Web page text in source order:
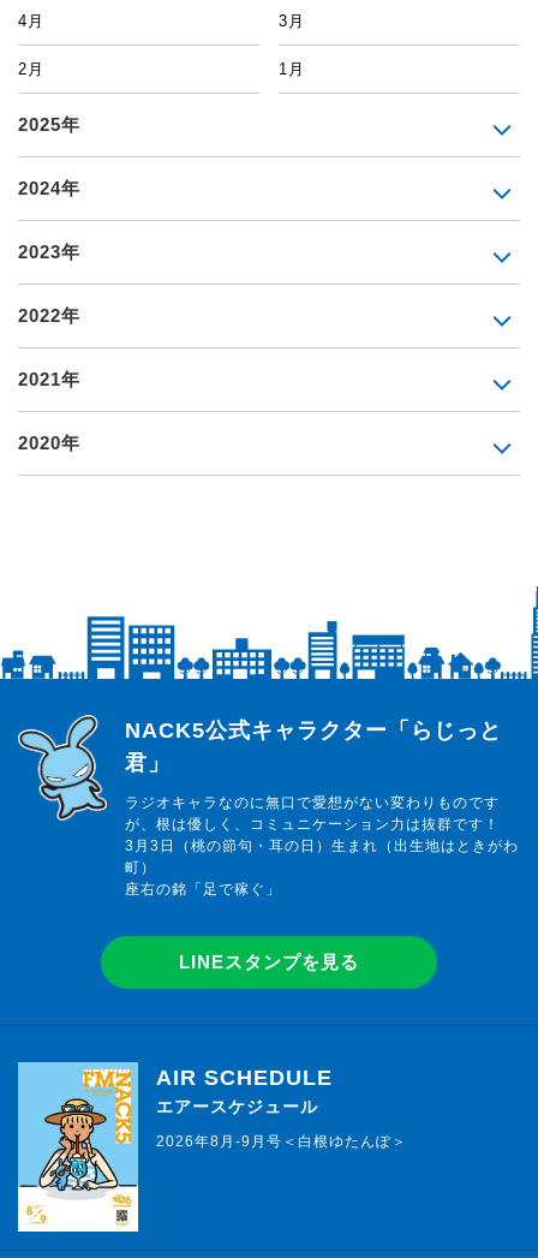
4月 3月
2月 1月
2025年
2024年
2023年
2022年
2021年
2020年
らじっと君
NACK5公式キャラクター「らじっと
君」
ラジオキャラなのに無口で愛想がない変わりものです
が、根は優しく、コミュニケーション力は抜群です！
3月3日（桃の節句・耳の日）生まれ（出生地はときがわ
町）
座右の銘「足で稼ぐ」
LINEスタンプを見る
AIR SCHEDULE
エアースケジュール
2026年8月-9月号＜白根ゆたんぽ＞